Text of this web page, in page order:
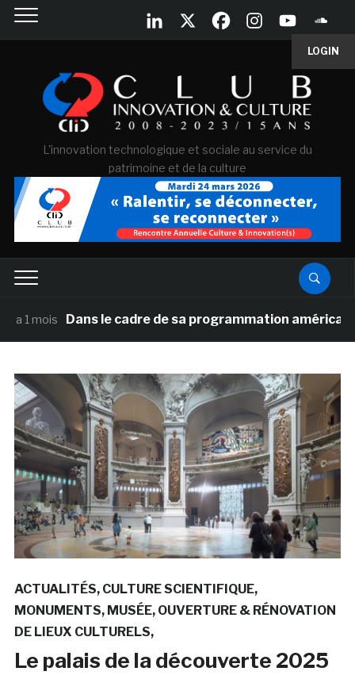
LOGIN
L'innovation technologique et sociale au service du
patrimoine et de la culture
Dans le cadre de sa programmation américaine,
ACTUALITÉS CULTURE SCIENTIFIQUE
MONUMENTS MUSÉE OUVERTURE & RÉNOVATION
DE LIEUX CULTURELS
Le palais de la découverte 2025